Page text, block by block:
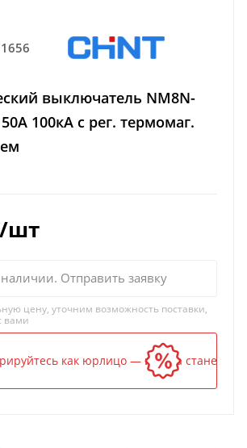
выключатель NM8N-
100кА с рег. термомаг.
/шт
Отправить заявку
цену, уточним возможность поставки,
вами
как юрлицо — и цена станет